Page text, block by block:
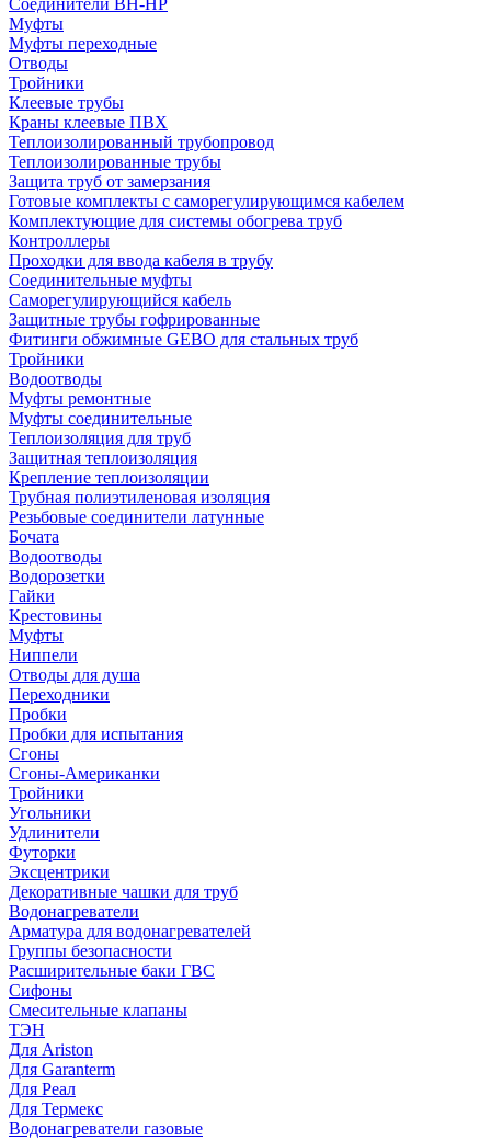
Муфты
Муфты переходные
Отводы
Тройники
Клеевые трубы
Краны клеевые ПВХ
Теплоизолированный трубопровод
Теплоизолированные трубы
Защита труб от замерзания
Готовые комплекты с саморегулирующимся кабелем
Комплектующие для системы обогрева труб
Контроллеры
Проходки для ввода кабеля в трубу
Соединительные муфты
Саморегулирующийся кабель
Защитные трубы гофрированные
Фитинги обжимные GEBO для стальных труб
Тройники
Водоотводы
Муфты ремонтные
Муфты соединительные
Теплоизоляция для труб
Защитная теплоизоляция
Крепление теплоизоляции
Трубная полиэтиленовая изоляция
Резьбовые соединители латунные
Бочата
Водоотводы
Водорозетки
Гайки
Крестовины
Муфты
Ниппели
Отводы для душа
Переходники
Пробки
Пробки для испытания
Сгоны
Сгоны-Американки
Тройники
Угольники
Удлинители
Футорки
Эксцентрики
Декоративные чашки для труб
Водонагреватели
Арматура для водонагревателей
Группы безопасности
Расширительные баки ГВС
Сифоны
Смесительные клапаны
ТЭН
Для Ariston
Для Garanterm
Для Реал
Для Термекс
Водонагреватели газовые